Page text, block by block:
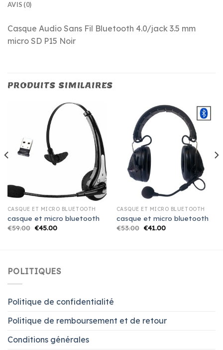
AVIS (0)
Casque Audio Sans Fil Bluetooth 4.0/jack 3.5 mm
micro SD P15 Noir
PRODUITS SIMILAIRES
CASQUE ET MICRO BLUETOOTH
casque et micro bluetooth
€59.00 €45.00
CASQUE ET MICRO BLUETOOTH
casque et micro bluetooth
€53.00 €41.00
POLITIQUES
Politique de confidentialité
Politique de remboursement et de retour
Conditions générales